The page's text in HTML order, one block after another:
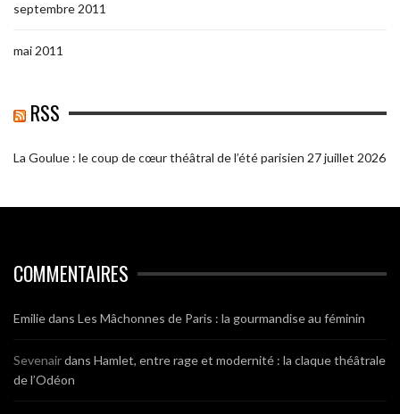
septembre 2011
mai 2011
RSS
La Goulue : le coup de cœur théâtral de l’été parisien 27 juillet 2026
COMMENTAIRES
Emiliedans Les Mâchonnes de Paris : la gourmandise au féminin
Sevenairdans Hamlet, entre rage et modernité : la claque théâtrale
de l’Odéon